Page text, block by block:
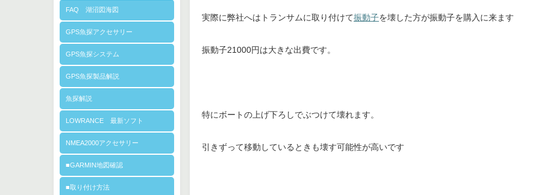
FAQ 湖沼図海図
GPS魚探アクセサリー
GPS魚探システム
GPS魚探製品解説
魚探解説
LOWRANCE 最新ソフト
NMEA2000アクセサリー
■GARMIN地図確認
■取り付け方法
実際に弊社へはトランサムに取り付けて振動子を壊した方が振動子を購入に来ます
振動子21000円は大きな出費です。
特にボートの上げ下ろしでぶつけて壊れます。
引きずって移動しているときも壊す可能性が高いです